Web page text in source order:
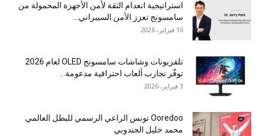
استراتيجية انعدام الثقة لأمن الأجهزة المحمولة من
سامسونج تعزز الأمن السيبراني...
16 فبراير، 2026
تلفزيونات وشاشات سامسونج OLED لعام 2026
توفّر تجارب ألعاب احترافية مدعومة...
3 فبراير، 2026
Ooredoo تونس الراعي الرسمي للبطل العالمي
محمد خليل الجندوبي